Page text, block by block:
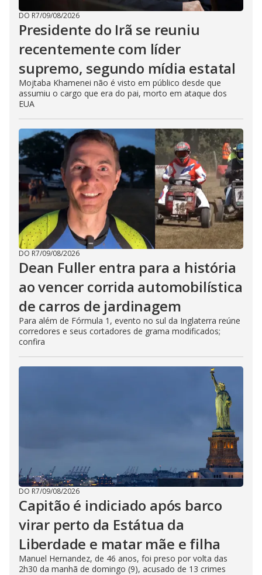
DO R7/09/08/2026
Presidente do Irã se reuniu
recentemente com líder
supremo, segundo mídia estatal
Mojtaba Khamenei não é visto em público desde que
assumiu o cargo que era do pai, morto em ataque dos
EUA
DO R7/09/08/2026
Dean Fuller entra para a história
ao vencer corrida automobilística
de carros de jardinagem
Para além de Fórmula 1, evento no sul da Inglaterra reúne
corredores e seus cortadores de grama modificados;
confira
DO R7/09/08/2026
Capitão é indiciado após barco
virar perto da Estátua da
Liberdade e matar mãe e filha
Manuel Hernandez, de 46 anos, foi preso por volta das
2h30 da manhã de domingo (9), acusado de 13 crimes